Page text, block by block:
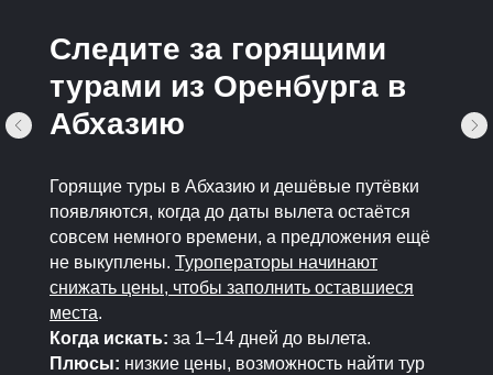
Следите за горящими
турами из Оренбурга в
Абхазию
Горящие туры в Абхазию и дешёвые путёвки
появляются, когда до даты вылета остаётся
совсем немного времени, а предложения ещё
не выкуплены. Туроператоры начинают
снижать цены, чтобы заполнить оставшиеся
места.
Когда искать: за 1–14 дней до вылета.
Плюсы: низкие цены, возможность найти тур